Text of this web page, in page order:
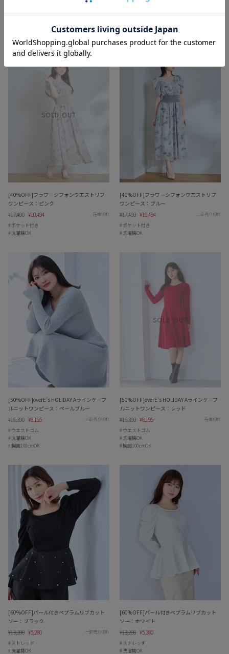
Regular
¥9,900 ¥6,400
胸囲100cmOK
SOLD OUT
[40%OFF]フラワーシフォンウエストリブ
ワンピース：ピンク
Regular
¥17,490 Sale
¥10,494 在庫切れ
ポケット付き
洗濯機OK
[40%OFF]フラワーシフォンウエストリブ
ワンピース：ブルー
Regular
¥17,490 Sale
¥10,494 一部売り切れ
ポケット付き
洗濯機OK
[50%OFF]overE’s HOLIDAY Aラインケーブ
ルニットワンピース：ペールブルー
Regular
¥16,390 Sale
¥8,195 一部売り切れ
ウエストゴム
洗濯機OK
胸囲100cmOK
SOLD OUT
[50%OFF]overE’s HOLIDAY Aラインケーブ
ルニットワンピース：レッド
Regular
¥16,390 Sale
¥8,195 在庫切れ
ウエストゴム
洗濯機OK
胸囲100cmOK
[60%OFF]パール付きペプラムリブカット
ソー：ブラック
Regular
¥13,200 Sale
¥5,280 一部売り切れ
ストレッチ
洗濯機OK
[60%OFF]パール付きペプラムリブカット
ソー：ホワイト
Regular
¥13,200 Sale
¥5,280
ストレッチ
洗濯機OK